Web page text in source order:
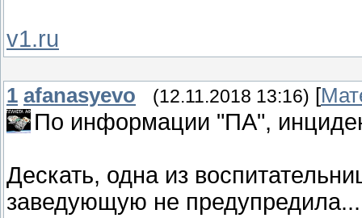
v1.ru
1 afanasyevo (12.11.2018 13:16) [
По информации "ПА",
Дескать, одна из
заведующую не предупредила...